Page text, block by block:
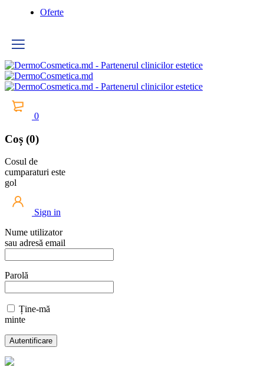
Oferte
0
Coș (0)
Cosul de
cumparaturi este
gol
Sign in
Nume utilizator
sau adresă email
Parolă
Ține-mă
minte